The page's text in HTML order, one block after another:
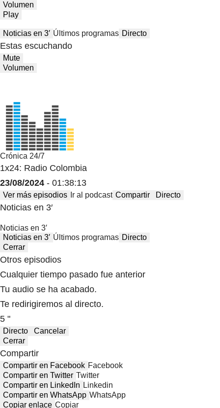
Volumen
Play
Noticias en 3′ Últimos programas Directo
Estas escuchando
Mute
Volumen
Crónica 24/7
1x24: Radio Colombia
23/08/2024 - 01:38:13
Ver más episodios Ir al podcast Compartir Directo
Noticias en 3′
Noticias en 3′
Noticias en 3′ Últimos programas Directo
Cerrar
Otros episodios
Cualquier tiempo pasado fue anterior
Tu audio se ha acabado.
Te redirigiremos al directo.
5 "
Directo
Cancelar
Cerrar
Compartir
Compartir en Facebook Facebook
Compartir en Twitter Twitter
Compartir en LinkedIn Linkedin
Compartir en WhatsApp WhatsApp
Copiar enlace Copiar